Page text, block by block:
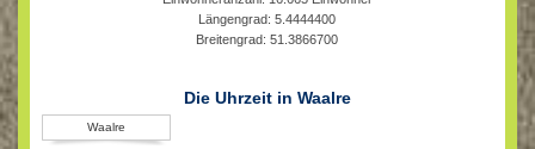
Längengrad: 5.4444400
Breitengrad: 51.3866700
Die Uhrzeit in Waalre
Waalre